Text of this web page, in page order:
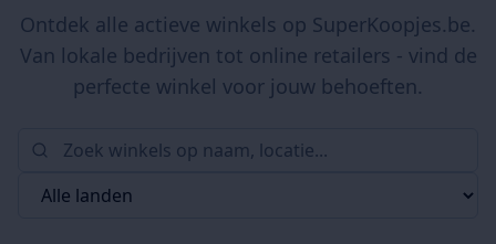
Ontdek alle actieve winkels op SuperKoopjes.be.
Van lokale bedrijven tot online retailers - vind de
perfecte winkel voor jouw behoeften.